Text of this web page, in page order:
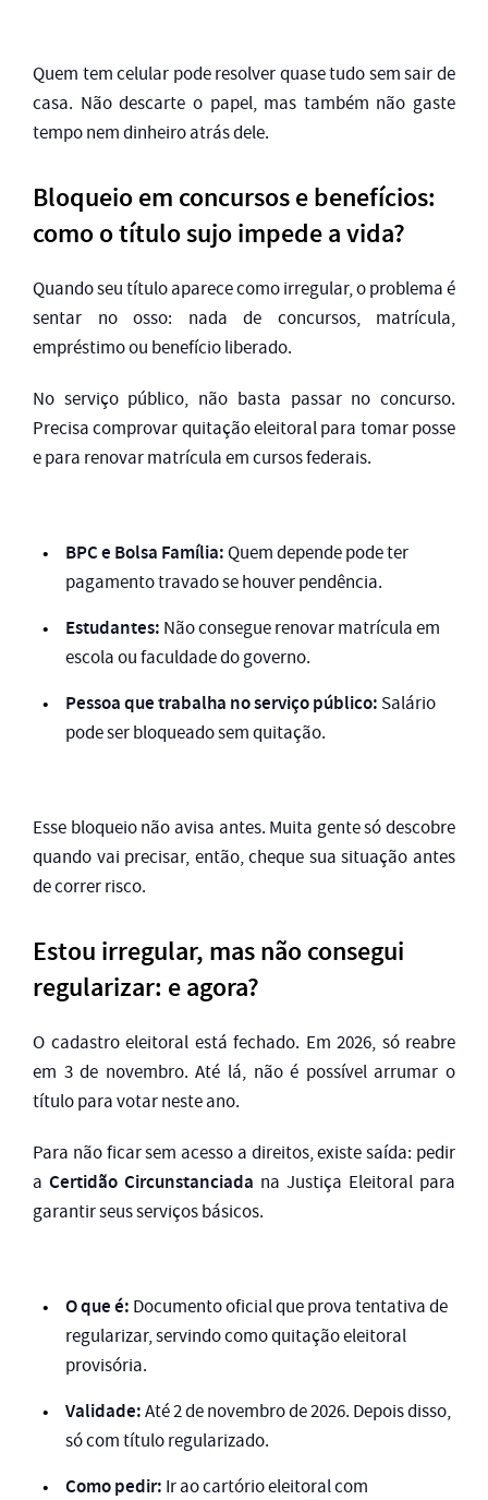
Quem tem celular pode resolver quase tudo sem sair de
casa. Não descarte o papel, mas também não gaste
tempo nem dinheiro atrás dele.
Bloqueio em concursos e benefícios:
como o título sujo impede a vida?
Quando seu título aparece como irregular, o problema é
sentar no osso: nada de concursos, matrícula,
empréstimo ou benefício liberado.
No serviço público, não basta passar no concurso.
Precisa comprovar quitação eleitoral para tomar posse
e para renovar matrícula em cursos federais.
BPC e Bolsa Família:Quem depende pode ter
pagamento travado se houver pendência.
Estudantes: Não consegue renovar matrícula em
escola ou faculdade do governo.
Pessoa que trabalha no serviço público: Salário
pode ser bloqueado sem quitação.
Esse bloqueio não avisa antes. Muita gente só descobre
quando vai precisar, então, cheque sua situação antes
de correr risco.
Estou irregular, mas não consegui
regularizar: e agora?
O cadastro eleitoral está fechado. Em 2026, só reabre
em 3 de novembro. Até lá, não é possível arrumar o
título para votar neste ano.
Para não ficar sem acesso a direitos, existe saída: pedir
a Certidão Circunstanciada na Justiça Eleitoral para
garantir seus serviços básicos.
O que é: Documento oficial que prova tentativa de
regularizar, servindo como quitação eleitoral
provisória.
Validade:Até 2 de novembro de 2026. Depois disso,
só com título regularizado.
Como pedir: Ir ao cartório eleitoral com